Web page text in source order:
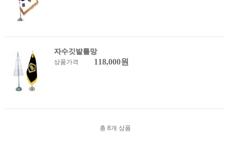
자수깃발틀망
상품가격 118,000원
총 8개 상품